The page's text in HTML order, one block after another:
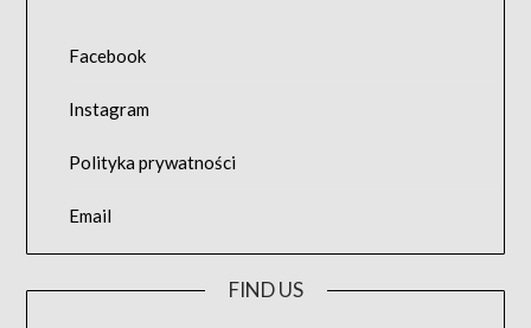
Facebook
Instagram
Polityka prywatności
Email
FIND US